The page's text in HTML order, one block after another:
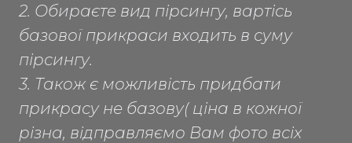
2. Обираєте вид пірсингу, вартісь
базової прикраси входить в суму
пірсингу.
3. Також є можливість придбати
прикрасу не базову( ціна в кожної
різна, відправляємо Вам фото всіх